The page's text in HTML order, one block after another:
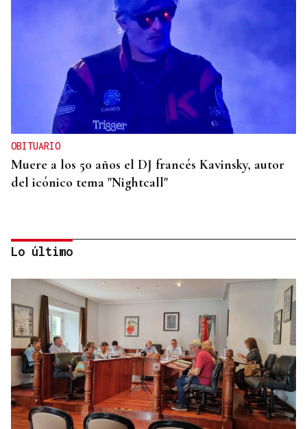
OBITUARIO
Muere a los 50 años el DJ francés Kavinsky, autor
del icónico tema "Nightcall"
OBITUARIO
Muere Glen Hansard, protagonista de Once y
ganador de un Oscar por "Falling Slowly", a los 56
Lo último